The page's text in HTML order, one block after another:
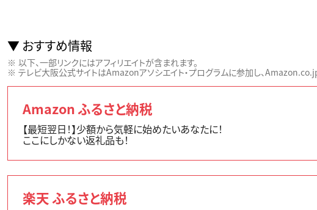
おすすめ情報
以下、一部リンクにはアフィリエイトが含まれます。
テレビ大阪公式サイトはAmazonアソシエイト・プログラムに参加し、
Amazon ふるさと納税
【最短翌日！】少額から気軽に始めたいあなたに！
ここにしかない返礼品も！
楽天 ふるさと納税